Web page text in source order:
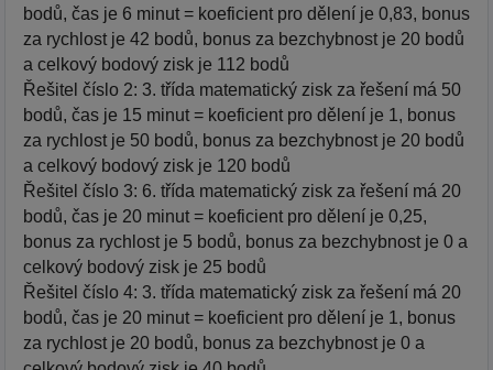
bodů, čas je 6 minut = koeficient pro dělení je 0,83, bonus
za rychlost je 42 bodů, bonus za bezchybnost je 20 bodů
a celkový bodový zisk je 112 bodů
Řešitel číslo 2: 3. třída matematický zisk za řešení má 50
bodů, čas je 15 minut = koeficient pro dělení je 1, bonus
za rychlost je 50 bodů, bonus za bezchybnost je 20 bodů
a celkový bodový zisk je 120 bodů
Řešitel číslo 3: 6. třída matematický zisk za řešení má 20
bodů, čas je 20 minut = koeficient pro dělení je 0,25,
bonus za rychlost je 5 bodů, bonus za bezchybnost je 0 a
celkový bodový zisk je 25 bodů
Řešitel číslo 4: 3. třída matematický zisk za řešení má 20
bodů, čas je 20 minut = koeficient pro dělení je 1, bonus
za rychlost je 20 bodů, bonus za bezchybnost je 0 a